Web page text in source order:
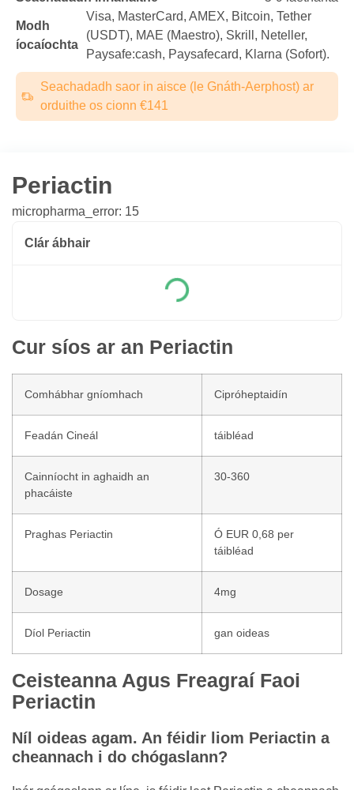
Modh
íocaíochta
Visa, MasterCard, AMEX, Bitcoin, Tether
(USDТ), MAE (Maestro), Skrill, Neteller,
Paysafe:cash, Paysafecard, Klarna (Sofort).
Seachadadh saor in aisce (le Gnáth-Aerphost) ar
orduithe os cionn €141
Periactin
micropharma_error: 15
Clár ábhair
Cur síos ar an Periactin
Comhábhar gníomhach Cipróheptaidín
Feadán Cineál táibléad
Cainníocht in aghaidh an
phacáiste
30-360
Praghas Periactin
Ó EUR 0,68 per
táibléad
Dosage 4mg
Díol Periactin gan oideas
Ceisteanna Agus Freagraí Faoi
Periactin
Níl oideas agam. An féidir liom Periactin a
cheannach i do chógaslann?